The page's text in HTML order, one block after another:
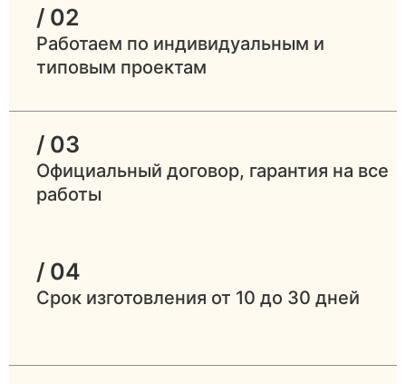
/ 02
Работаем по индивидуальным и
типовым проектам
/ 03
Официальный договор, гарантия на все
работы
/ 04
Срок изготовления от 10 до 30 дней